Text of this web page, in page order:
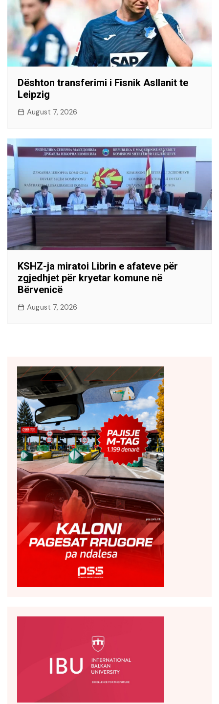
Dështon transferimi i Fisnik Asllanit te
Leipzig
August 7, 2026
KSHZ-ja miratoi Librin e afateve për
zgjedhjet për kryetar komune në
Bërvenicë
August 7, 2026